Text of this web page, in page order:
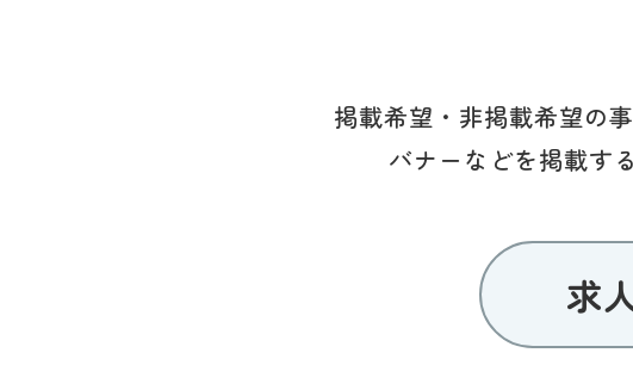
掲載希望・非掲載希望の
バナーなどを掲載す
求